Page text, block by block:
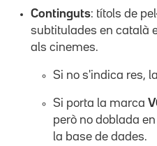
Continguts: títols de
subtitulades en català
als cinemes.
Si no s'indica res,
Si porta la marca
però no doblada
la base de dades.